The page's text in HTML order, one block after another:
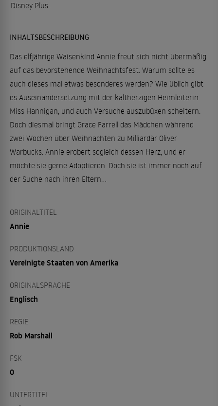
Disney Plus
INHALTSBESCHREIBUNG
Das elfjährige Waisenkind Annie freut sich nicht übermäßig
auf das bevorstehende Weihnachtsfest. Warum sollte es
auch dieses mal etwas besonderes werden? Wie üblich gibt
es Auseinandersetzung mit der kaltherzigen Heimleiterin
Miss Hannigan, und auch Versuche auszubüxen scheitern.
Doch diesmal bringt Grace Farrell das Mädchen während
zwei Wochen über Weihnachten zu Milliardär Oliver
Warbucks. Annie erobert sogleich dessen Herz, und er
möchte sie gerne Adoptieren. Doch sie ist immer noch auf
der Suche nach ihren Eltern...
ORIGINALTITEL
Annie
PRODUKTIONSLAND
Vereinigte Staaten von Amerika
ORIGINALSPRACHE
Englisch
REGIE
Rob Marshall
FSK
0
UNTERTITEL